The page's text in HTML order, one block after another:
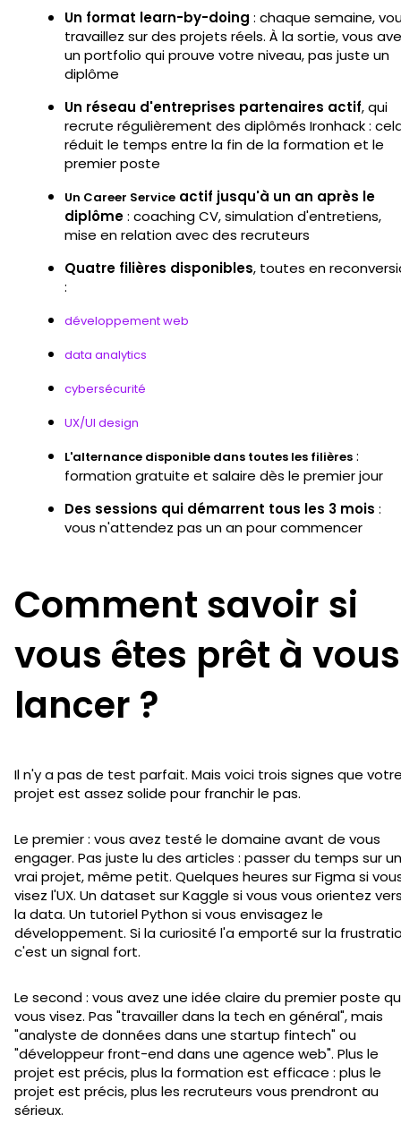
Un format learn-by-doing : chaque semaine,
travaillez sur des projets réels. À la sortie, vous
un portfolio qui prouve votre niveau, pas juste un
diplôme
Un réseau d'entreprises partenaires actif, qui
recrute régulièrement des diplômés Ironhack :
réduit le temps entre la fin de la formation et le
premier poste
Un Career Service actif jusqu'à un an après le
diplôme: coaching CV, simulation d'entretiens,
mise en relation avec des recruteurs
Quatre filières disponibles, toutes en
:
développement web
data analytics
cybersécurité
UX/UI design
L'alternance disponible dans toutes les filières :
formation gratuite et salaire dès le premier jour
Des sessions qui démarrent tous les 3 mois :
vous n'attendez pas un an pour commencer
Comment savoir si
vous êtes prêt à vous
lancer ?
Il n'y a pas de test parfait. Mais voici trois signes que
projet est assez solide pour franchir le pas.
Le premier : vous avez testé le domaine avant de vous
engager. Pas juste lu des articles : passer du temps sur un
vrai projet, même petit. Quelques heures sur Figma si
visez l'UX. Un dataset sur Kaggle si vous vous orientez
la data. Un tutoriel Python si vous envisagez le
développement. Si la curiosité l'a emporté sur la
c'est un signal fort.
Le second : vous avez une idée claire du premier poste
vous visez. Pas "travailler dans la tech en général", mais
"analyste de données dans une startup fintech" ou
"développeur front-end dans une agence web". Plus le
projet est précis, plus la formation est efficace : plus le
projet est précis, plus les recruteurs vous prendront au
sérieux.